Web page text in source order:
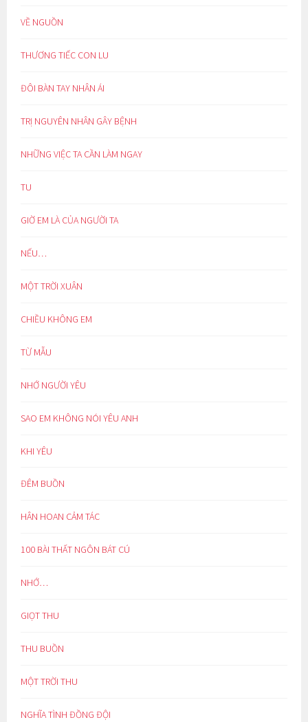
VỀ NGUỒN
THƯƠNG TIẾC CON LU
ĐÔI BÀN TAY NHÂN ÁI
TRỊ NGUYÊN NHÂN GÂY BỆNH
NHỮNG VIỆC TA CẦN LÀM NGAY
TU
GIỜ EM LÀ CỦA NGƯỜI TA
NẾU…
MỘT TRỜI XUÂN
CHIỀU KHÔNG EM
TỪ MẪU
NHỚ NGƯỜI YÊU
SAO EM KHÔNG NÓI YÊU ANH
KHI YÊU
ĐÊM BUỒN
HÂN HOAN CẢM TÁC
100 BÀI THẤT NGÔN BÁT CÚ
NHỚ…
GIỌT THU
THU BUỒN
MỘT TRỜI THU
NGHĨA TÌNH ĐỒNG ĐỘI